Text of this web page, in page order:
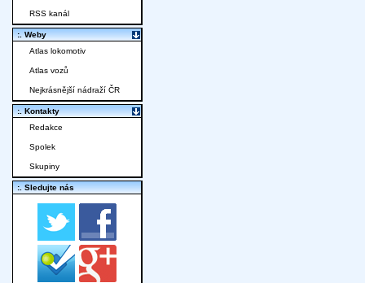
RSS kanál
:. Weby
Atlas lokomotiv
Atlas vozů
Nejkrásnější nádraží ČR
:. Kontakty
Redakce
Spolek
Skupiny
:. Sledujte nás